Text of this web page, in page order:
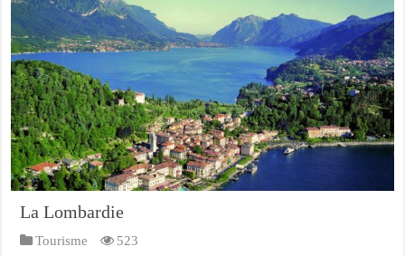
La Lombardie
Tourisme 523